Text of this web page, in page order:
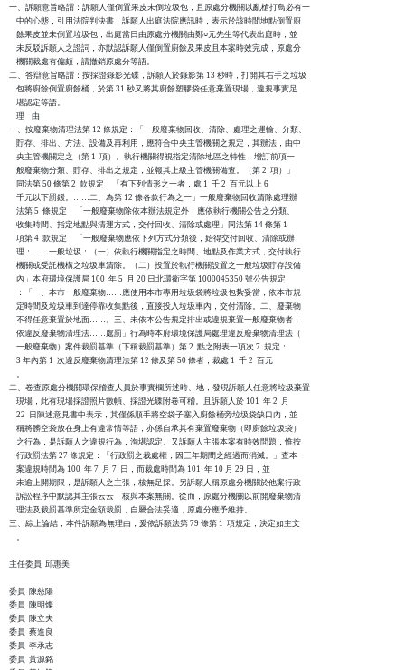
一、訴願意旨略謂：訴願人僅倒置果皮未倒垃圾包，且原處分機關以亂槍打鳥必有一
    中的心態，引用法院判決書，訴願人出庭法院應訊時，表示於該時間地點倒置廚
    餘果皮並未倒置垃圾包，出庭當日由原處分機關由鄭○元先生等代表出庭時，並
    未反駁訴願人之證詞，亦默認訴願人僅倒置廚餘及果皮且本案時效完成，原處分
    機關裁處有偏頗，請撤銷原處分等語。
二、答辯意旨略謂：按採證錄影光碟，訴願人於錄影第 13 秒時，打開其右手之垃圾
    包將廚餘倒置廚餘桶，於第 31 秒又將其廚餘塑膠袋任意棄置現場，違規事實足
    堪認定等語。
    理    由
一、按廢棄物清理法第 12 條規定：「一般廢棄物回收、清除、處理之運輸、分類、
    貯存、排出、方法、設備及再利用，應符合中央主管機關之規定，其辦法，由中
    央主管機關定之（第 1  項）。執行機關得視指定清除地區之特性，增訂前項一
    般廢棄物分類、貯存、排出之規定，並報其上級主管機關備查。（第 2  項）」
    同法第 50 條第 2  款規定：「有下列情形之一者，處 1  千 2  百元以上 6
    千元以下罰鍰。……二、為第 12 條各款行為之一」一般廢棄物回收清除處理辦
    法第 5  條規定：「一般廢棄物除依本辦法規定外，應依執行機關公告之分類、
    收集時間、指定地點與清運方式，交付回收、清除或處理」同法第 14 條第 1
    項第 4  款規定：「一般廢棄物應依下列方式分類後，始得交付回收、清除或辦
    理：……一般垃圾：（一）依執行機關指定之時間、地點及作業方式，交付執行
    機關或受託機構之垃圾車清除。（二）投置於執行機關設置之一般垃圾貯存設備
    內」本府環境保護局 100  年 5  月 20 日北環衛字第 1000045350 號公告規定
    ：「一、本市一般廢棄物……應使用本市專用垃圾袋將垃圾包紮妥當，依本市規
    定時間及垃圾車到達停靠收集點後，直接投入垃圾車內，交付清除。二、廢棄物
    不得任意棄置於地面……。三、未依本公告規定排出或違規棄置一般廢棄物者，
    依違反廢棄物清理法……處罰」行為時本府環境保護局處理違反廢棄物清理法（
    一般廢棄物）案件裁罰基準（下稱裁罰基準）第 2  點之附表一項次 7  規定：
    3 年內第 1  次違反廢棄物清理法第 12 條及第 50 條者，裁處 1  千 2  百元
    。
二、卷查原處分機關環保稽查人員於事實欄所述時、地，發現訴願人任意將垃圾棄置
    現場，此有現場採證照片數幀、採證光碟附卷可稽。且訴願人於 101  年 2  月
    22  日陳述意見書中表示，其僅係順手將空袋子塞入廚餘桶旁垃圾袋缺口內，並
    稱將髒空袋放在身上有違常情等語，亦係自承其有棄置廢棄物（即廚餘垃圾袋）
    之行為，是訴願人之違規行為，洵堪認定。又訴願人主張本案有時效問題，惟按
    行政罰法第 27 條規定：「行政罰之裁處權，因三年期間之經過而消滅。」查本
    案違規時間為 100  年 7  月 7  日，而裁處時間為 101  年 10 月 29 日，並
    未逾上開期限，是訴願人之主張，核無足採。另訴願人稱原處分機關於他案行政
    訴訟程序中默認其主張云云，核與本案無關。從而，原處分機關以前開廢棄物清
    理法及裁罰基準所定金額裁罰，自屬合法妥適，原處分應予維持。
三、綜上論結，本件訴願為無理由，爰依訴願法第 79 條第 1  項規定，決定如主文
    。
主任委員  邱惠美
委員  陳慈陽
委員  陳明燦
委員  陳立夫
委員  蔡進良
委員  李承志
委員  黃源銘